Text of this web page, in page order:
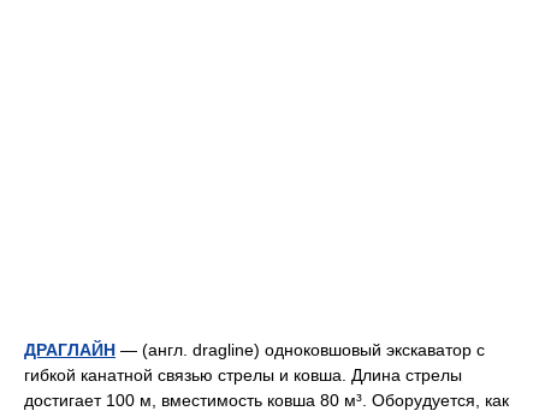
ДРАГЛАЙН — (англ. dragline) одноковшовый экскаватор с
гибкой канатной связью стрелы и ковша. Длина стрелы
достигает 100 м, вместимость ковша 80 м³. Оборудуется, как